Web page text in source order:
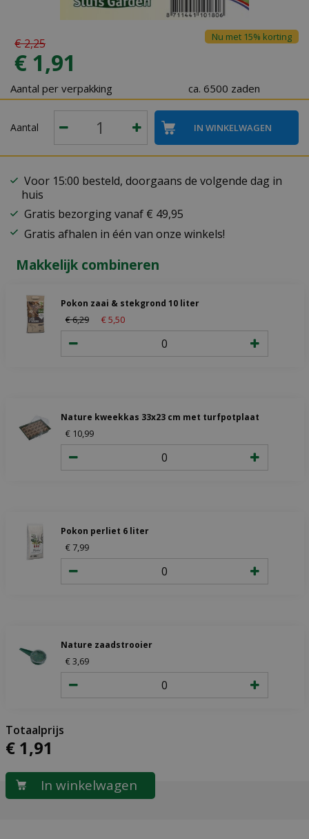
€2,25
€ 1,91
Nu met 15% korting
Aantal per verpakking ca. 6500 zaden
Aantal
Voor 15:00 besteld, doorgaans de volgende dag in
huis
Gratis bezorging vanaf € 49,95
Gratis afhalen in één van onze winkels!
Makkelijk combineren
Pokon zaai & stekgrond 10 liter
€6,29 €5 50
Nature kweekkas 33x23 cm met turfpotplaat
€ 10 99
Pokon perliet 6 liter
€ 7 99
Nature zaadstrooier
€3 69
€ 1,91